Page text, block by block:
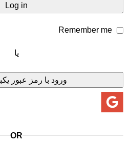
Log in
Remember me
یا
ورود با رمز عبور
OR